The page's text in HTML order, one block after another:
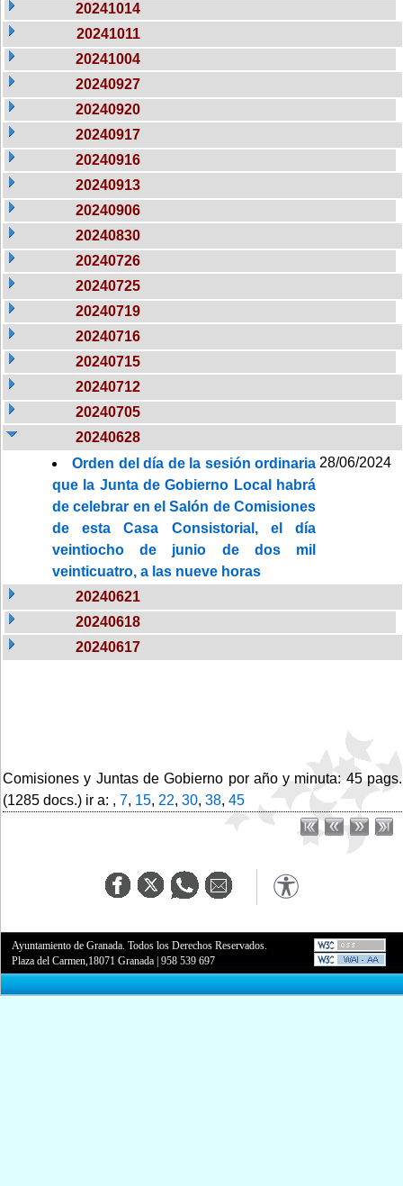
20241014
20241011
20241004
20240927
20240920
20240917
20240916
20240913
20240906
20240830
20240726
20240725
20240719
20240716
20240715
20240712
20240705
20240628
Orden del día de la sesión ordinaria
que la Junta de Gobierno Local habrá
de celebrar en el Salón de Comisiones
de esta Casa Consistorial, el día
veintiocho de junio de dos mil
veinticuatro, a las nueve horas
28/06/2024
20240621
20240618
20240617
Comisiones y Juntas de Gobierno por año y minuta: 45 pags.
(1285 docs.) ir a: , 7, 15, 22, 30, 38, 45
Ayuntamiento de Granada. Todos los Derechos Reservados.
Plaza del Carmen,18071 Granada |958 539 697